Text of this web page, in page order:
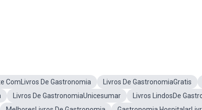
ComLivros De Gastronomia Livros De GastronomiaGratis
Livros De GastronomiaUnicesumar
Livros LindosDe